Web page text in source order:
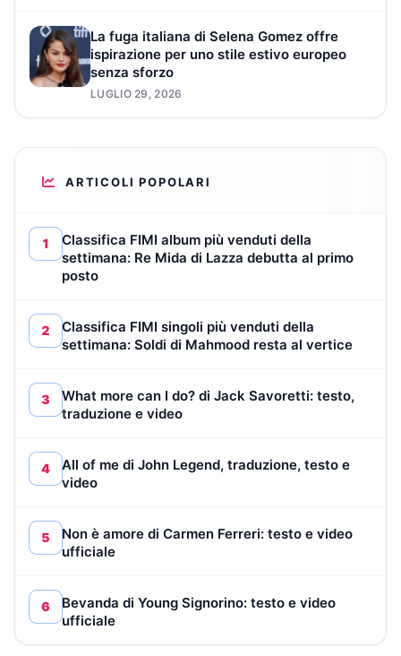
La fuga italiana di Selena Gomez offre
ispirazione per uno stile estivo europeo
senza sforzo
LUGLIO 29, 2026
ARTICOLI POPOLARI
1
Classifica FIMI album più venduti della
settimana: Re Mida di Lazza debutta al primo
posto
2
Classifica FIMI singoli più venduti della
settimana: Soldi di Mahmood resta al vertice
3
What more can I do? di Jack Savoretti: testo,
traduzione e video
4
All of me di John Legend, traduzione, testo e
video
5
Non è amore di Carmen Ferreri: testo e video
ufficiale
6
Bevanda di Young Signorino: testo e video
ufficiale